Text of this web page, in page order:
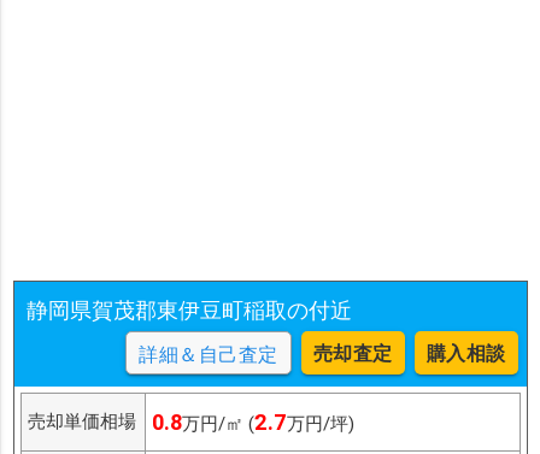
静岡県賀茂郡東伊豆町稲取の付近
詳細＆自己査定 売却査定 購入相談
売却単価相場 0.8万円/㎡ (2.7万円/坪)